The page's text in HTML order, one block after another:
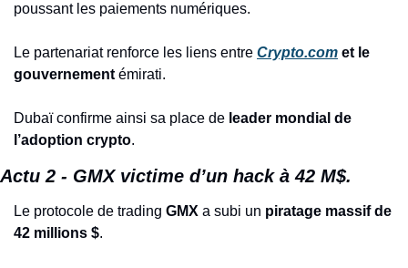
poussant les paiements numériques.
Le partenariat renforce les liens entre Crypto.com et le
gouvernement émirati.
Dubaï confirme ainsi sa place de leader mondial de
l’adoption crypto.
Actu 2 - GMX victime d’un hack à 42 M$.
Le protocole de trading GMX a subi un piratage massif de
42 millions $.